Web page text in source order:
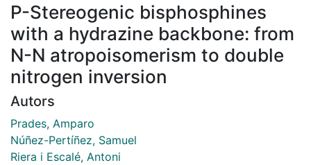
P-Stereogenic bisphosphines
with a hydrazine backbone: from
N-N atropoisomerism to double
nitrogen inversion
Autors
Prades, Amparo
Núñez-Pertíñez, Samuel
Riera i Escalé, Antoni